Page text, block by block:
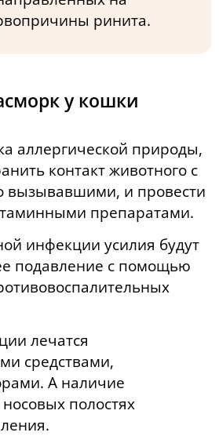
ринита.
у кошки
аллергической природы,
контакт животного с
вызывавшими, и провести
препаратами.
инфекции усилия будут
подавление с помощью
лечатся
средствами,
А наличие
полостях